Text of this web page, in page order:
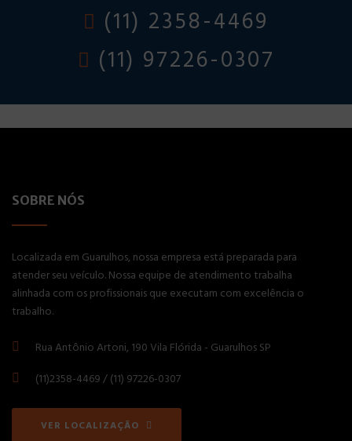
(11) 2358-4469
(11) 97226-0307
SOBRE NÓS
Localizada em Guarulhos, nossa empresa está preparada para
atender seu veículo. Nossa equipe de atendimento trabalha
alinhada com os profissionais que executam com excelência o
trabalho.
Rua Antônio Artoni, 190 Vila Flórida - Guarulhos SP
(11)2358-4469 / (11) 97226-0307
VER LOCALIZAÇÃO